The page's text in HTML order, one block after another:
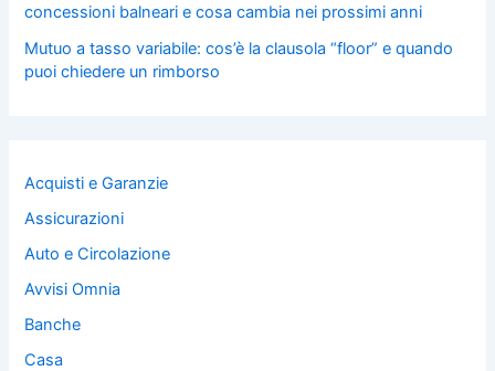
concessioni balneari e cosa cambia nei prossimi anni
Mutuo a tasso variabile: cos’è la clausola “floor” e quando
puoi chiedere un rimborso
Acquisti e Garanzie
Assicurazioni
Auto e Circolazione
Avvisi Omnia
Banche
Casa